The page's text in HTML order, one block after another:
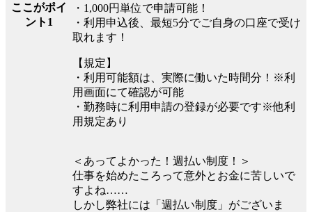
ここがポイ
ント1
・1,000円単位で申請可能！
・利用申込後、最短5分でご自身の口座で受け
取れます！
【規定】
・利用可能額は、実際に働いた時間分！※利
用画面にて確認が可能
・勤務時に利用申請の登録が必要です※他利
用規定あり
＜あってよかった！週払い制度！＞
仕事を始めたころって意外とお金に苦しいで
すよね……
しかし弊社には「週払い制度」がございま